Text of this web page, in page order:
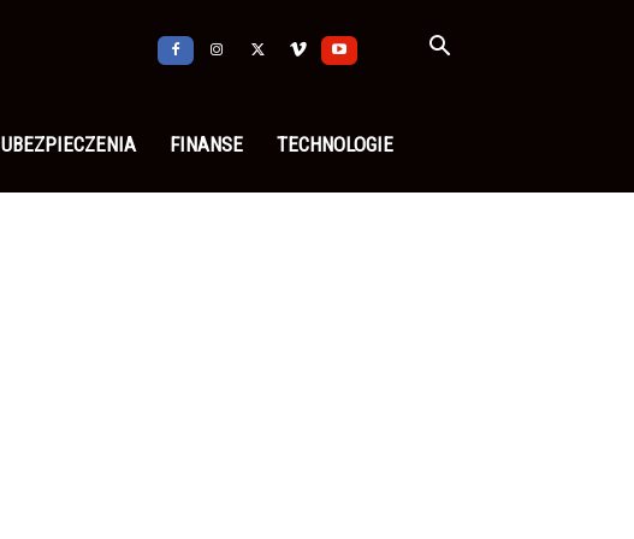
UBEZPIECZENIA FINANSE TECHNOLOGIE